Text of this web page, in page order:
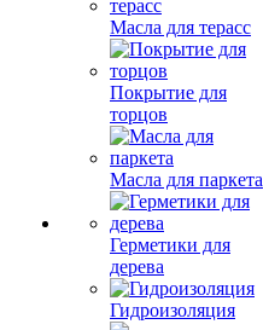
Масла для терасс
Покрытие для
торцов
Масла для паркета
Герметики для
дерева
Гидроизоляция